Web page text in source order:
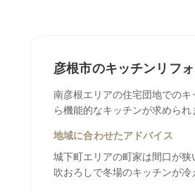
彦根市のキッチンリフ
南彦根エリアの住宅団地での
ら機能的なキッチンが求められ
地域に合わせたアドバイス
城下町エリアの町家は間口が
吹おろしで冬場のキッチンが冷